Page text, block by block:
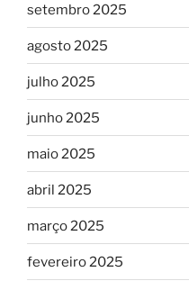
setembro 2025
agosto 2025
julho 2025
junho 2025
maio 2025
abril 2025
março 2025
fevereiro 2025